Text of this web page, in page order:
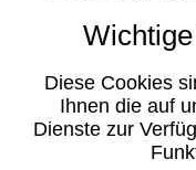
Diese Cookies
Ihnen die auf
Dienste zur